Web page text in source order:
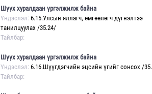
Шүүх хуралдаан үргэлжилж байна
Үндэслэл: 6.15.Улсын яллагч, өмгөөлөгч дүгнэлтээ
танилцуулах /35.24/
Тайлбар:
Шүүх хуралдаан үргэлжилж байна
Үндэслэл: 6.16.Шүүгдэгчийн эцсийн үгийг сонсох /
Тайлбар: